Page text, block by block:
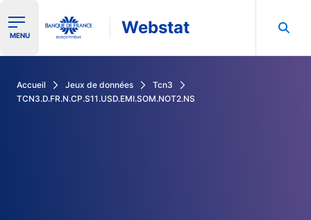
Ouvrir le menu de navigation
MENU Webstat
Accueil Jeux de données
Tcn3
TCN3.D.FR.N.CP.S11.USD.EMI.SOM.NOT2.NS